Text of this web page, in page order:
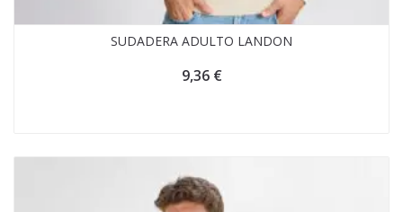
SUDADERA ADULTO LANDON
9,36 €